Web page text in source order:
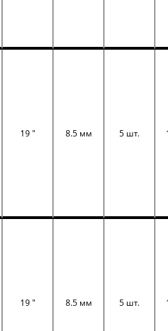
19 " 8.5 мм 5 шт.
19 " 8.5 мм 5 шт.